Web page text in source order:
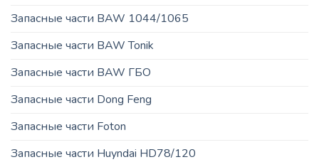
Запасные части BAW 1044/1065
Запасные части BAW Tonik
Запасные части BAW ГБО
Запасные части Dong Feng
Запасные части Foton
Запасные части Huyndai HD78/120